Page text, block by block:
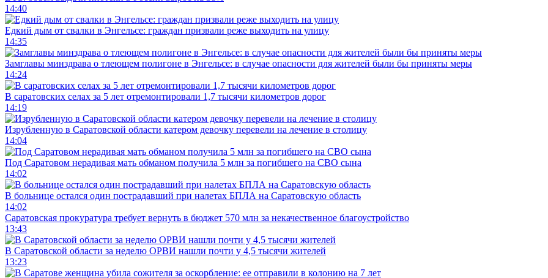
14:40
Едкий дым от свалки в Энгельсе: граждан призвали реже выходить на улицу
14:35
Замглавы минздрава о тлеющем полигоне в Энгельсе: в случае опасности для жителей были бы приняты меры
14:24
В саратовских селах за 5 лет отремонтировали 1,7 тысячи километров дорог
14:19
Изрубленную в Саратовской области катером девочку перевели на лечение в столицу
14:04
Под Саратовом нерадивая мать обманом получила 5 млн за погибшего на СВО сына
14:02
В больнице остался один пострадавший при налетах БПЛА на Саратовскую область
14:02
Саратовская прокуратура требует вернуть в бюджет 570 млн за некачественное благоустройство
13:43
В Саратовской области за неделю ОРВИ нашли почти у 4,5 тысячи жителей
13:23